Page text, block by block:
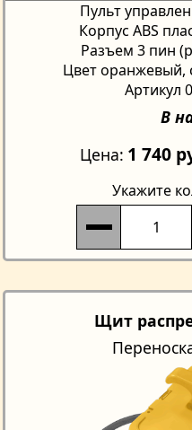
Пульт
Корпус ABS
Разъем 3 пин
Цвет оранжевый,
Артикул
В
Цена 1 740
Укажите
Щит